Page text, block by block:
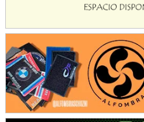
PATAGONICO - F6
Gral. E. Godoy (Río Negro)
CSK - F7
Juventud Unida (Tierra)
Humboldt (Santa Fe)
NORESTE SANTAFESINO - F6